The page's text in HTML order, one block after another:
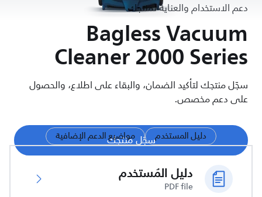
دعم الاستخدام والعناية لمنتجك
Bagless Vacuum
Cleaner 2000 Series
سجّل منتجك لتأكيد الضمان، والبقاء على اطلاع، والحصول
على دعم مخصص.
سجّل منتجكدليل المستخدم مواضيع الدعم الإضافية
دليل المُستخدم
PDF file